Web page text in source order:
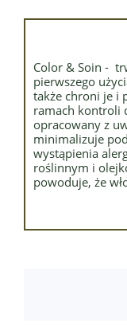
Color & Soin -
pierwszego
także chroni je i
ramach kontroli
opracowany z
minimalizuje
wystąpienia
roślinnym i
powoduje, że